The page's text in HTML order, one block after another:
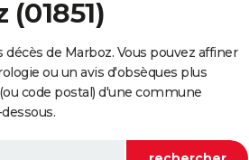
de Marboz. Vous pouvez affiner
ou un avis d'obsèques plus
code postal) d'une commune